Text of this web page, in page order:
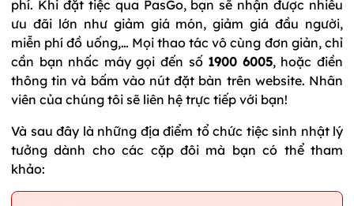
phí. Khi đặt tiệc qua PasGo, bạn sẽ nhận được nhiều
ưu đãi lớn như giảm giá món, giảm giá đầu người,
miễn phí đồ uống,… Mọi thao tác vô cùng đơn giản, chỉ
cần bạn nhấc máy gọi đến số 1900 6005, hoặc điền
thông tin và bấm vào nút đặt bàn trên website. Nhân
viên của chúng tôi sẽ liên hệ trực tiếp với bạn!
Và sau đây là những địa điểm tổ chức tiệc sinh nhật lý
tưởng dành cho các cặp đôi mà bạn có thể tham
khảo: